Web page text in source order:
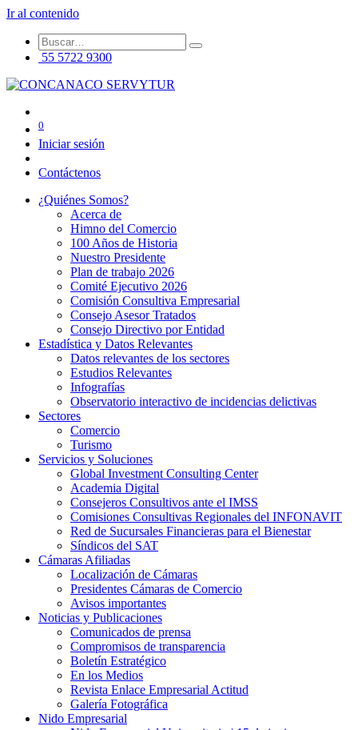
Ir al contenido
55 5722 9300
0
Iniciar sesión
Contáctenos
¿Quiénes Somos?
Acerca de
Himno del Comercio
100 Años de Historia
Nuestro Presidente
Plan de trabajo 2026
Comité Ejecutivo 2026
Comisión Consultiva Empresarial
Consejo Asesor Tratados
Consejo Directivo por Entidad
Estadística y Datos Relevantes
Datos relevantes de los sectores
Estudios Relevantes
Infografías
Observatorio interactivo de incidencias delictivas
Sectores
Comercio
Turismo
Servicios y Soluciones
Global Investment Consulting Center
Academia Digital
Consejeros Consultivos ante el IMSS
Comisiones Consultivas Regionales del INFONAVIT
Red de Sucursales Financieras para el Bienestar
Síndicos del SAT
Cámaras Afiliadas
Localización de Cámaras
Presidentes Cámaras de Comercio
Avisos importantes
Noticias y Publicaciones
Comunicados de prensa
Compromisos de transparencia
Boletín Estratégico
En los Medios
Revista Enlace Empresarial Actitud
Galería Fotográfica
Nido Empresarial